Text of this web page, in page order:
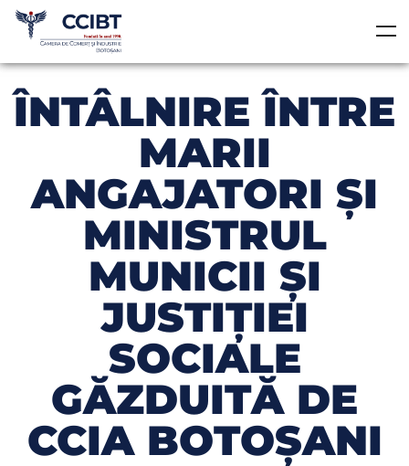
ÎNTÂLNIRE ÎNTRE
MARII
ANGAJATORI ŞI
MINISTRUL
MUNICII ŞI
JUSTIŢIEI
SOCIALE
GĂZDUITĂ DE
CCIA BOTOŞANI